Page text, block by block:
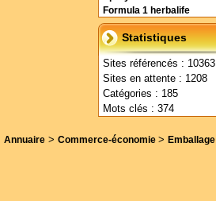
Formula 1 herbalife
Statistiques
Sites référencés : 10363
Sites en attente : 1208
Catégories : 185
Mots clés : 374
Annuaire > Commerce-économie > Emballage